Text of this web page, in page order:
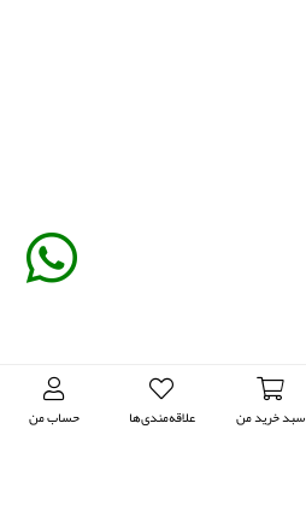
سبد خرید من علاقه‌مندی‌ها حساب من